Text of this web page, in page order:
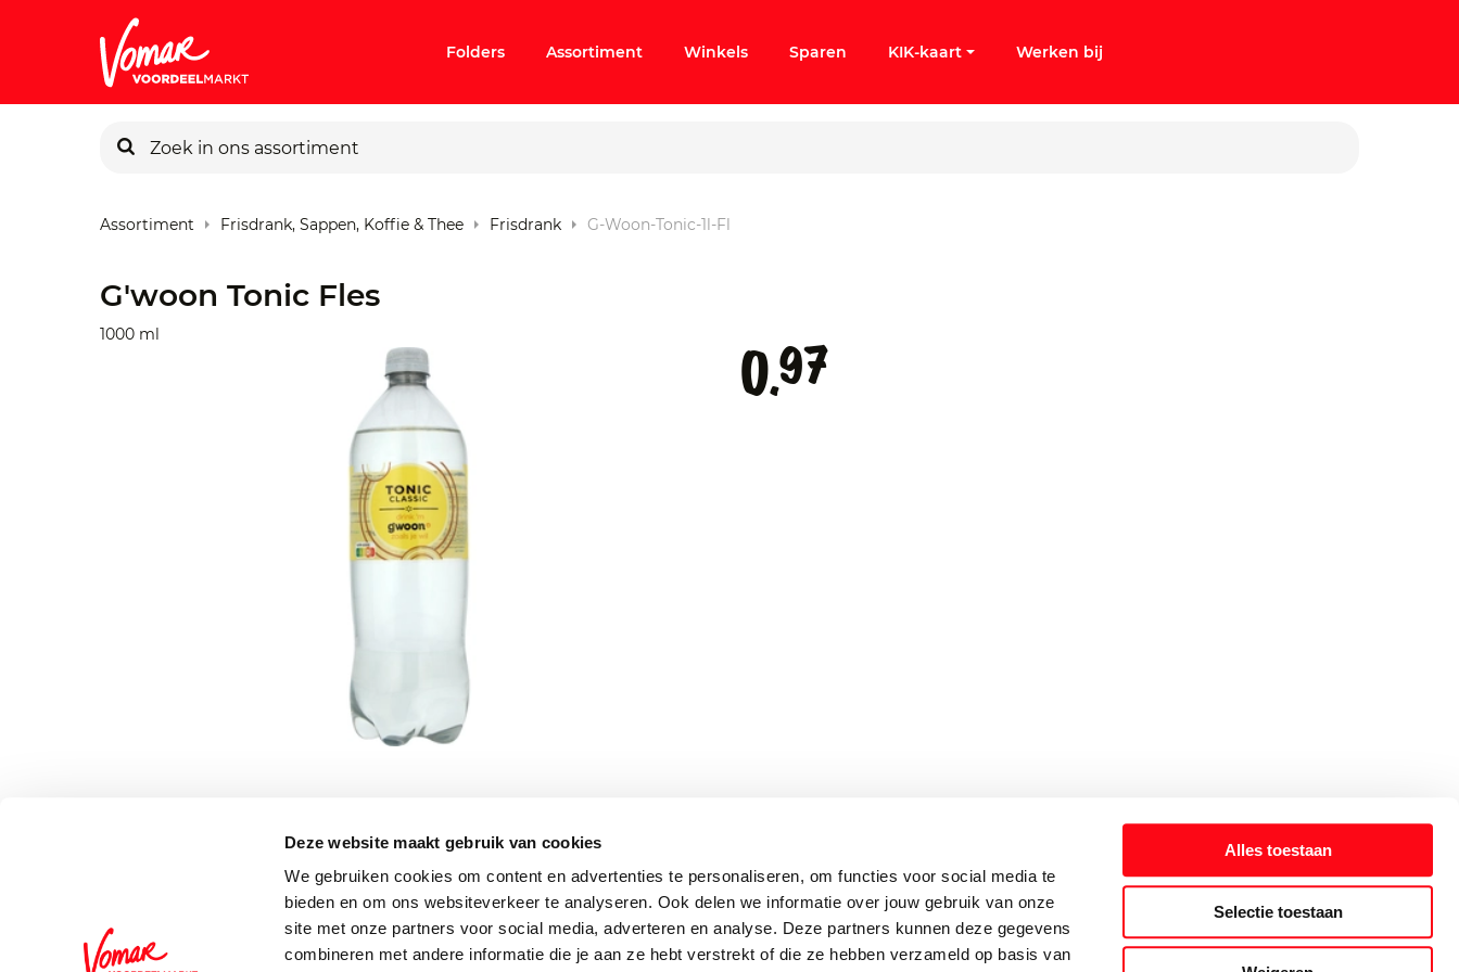
Deze website maakt gebruik van cookies
We gebruiken cookies om content en advertenties te personaliseren, om functies voor social media te
bieden en om ons websiteverkeer te analyseren. Ook delen we informatie over jouw gebruik van onze
site met onze partners voor social media, adverteren en analyse. Deze partners kunnen deze gegevens
combineren met andere informatie die je aan ze hebt verstrekt of die ze hebben verzameld op basis van
Alles toestaan
Selectie toestaan
Pincode vergeten
Folders Assortiment Winkels Sparen KIK-kaart Werken bij
Assortiment Frisdrank, Sappen, Koffie & Thee Frisdrank G-Woon-Tonic-1l-Fl
G'woon Tonic Fles
1000 ml
0.97
Schrijf je in voor de Vomar nieuwsbrief